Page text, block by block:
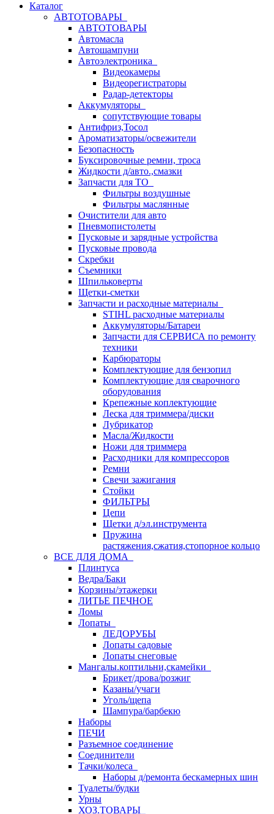
Каталог
АВТОТОВАРЫ
АВТОТОВАРЫ
Автомасла
Автошампуни
Автоэлектроника
Видеокамеры
Видеорегистраторы
Радар-детекторы
Аккумуляторы
сопутствующие товары
Антифриз,Тосол
Ароматизаторы/освежители
Безопасность
Буксировочные ремни, троса
Жидкости д/авто.,смазки
Запчасти для ТО
Фильтры воздушные
Фильтры маслянные
Очистители для авто
Пневмопистолеты
Пусковые и зарядные устройства
Пусковые провода
Скребки
Съемники
Шпильковерты
Щетки-сметки
Запчасти и расходные материалы
STIHL расходные материалы
Аккумуляторы/Батареи
Запчасти для СЕРВИСА по ремонту
техники
Карбюраторы
Комплектующие для бензопил
Комплектующие для сварочного
оборудования
Крепежные коплектующие
Леска для триммера/диски
Лубрикатор
Масла/Жидкости
Ножи для триммера
Расходники для компрессоров
Ремни
Свечи зажигания
Стойки
ФИЛЬТРЫ
Цепи
Щетки д/эл.инструмента
Пружина
растяжения,сжатия,стопорное кольцо
ВСЕ ДЛЯ ДОМА
Плинтуса
Ведра/Баки
Корзины/этажерки
ЛИТЬЕ ПЕЧНОЕ
Ломы
Лопаты
ЛЕДОРУБЫ
Лопаты садовые
Лопаты снеговые
Мангалы.коптильни,скамейки
Брикет/дрова/розжиг
Казаны/учаги
Уголь/щепа
Шампура/барбекю
Наборы
ПЕЧИ
Разъемное соединение
Соединители
Тачки/колеса
Наборы д/ремонта бескамерных шин
Туалеты/будки
Урны
ХОЗ.ТОВАРЫ